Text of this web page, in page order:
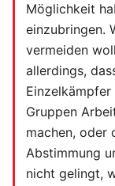
Möglichkeit
einzubringen.
vermeiden
allerdings,
Gruppen
machen, oder
Abstimmung
nicht gelingt,